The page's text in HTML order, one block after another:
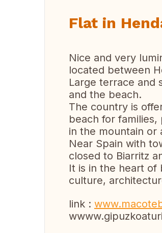
Flat in
Nice and very
located between
Large terrace and
and the beach.
The country is
beach for families,
in the mountain or
Near Spain with
closed to Biarritz
It is in the heart of
culture,
link :